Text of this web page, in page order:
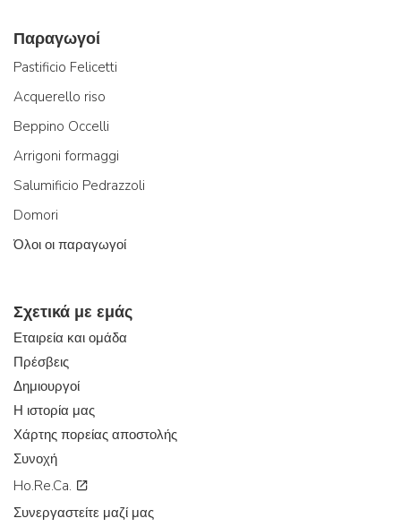
Παραγωγοί
Pastificio Felicetti
Acquerello riso
Beppino Occelli
Arrigoni formaggi
Salumificio Pedrazzoli
Domori
Όλοι οι παραγωγοί
Σχετικά με εμάς
Εταιρεία και ομάδα
Πρέσβεις
Δημιουργοί
Η ιστορία μας
Χάρτης πορείας αποστολής
Συνοχή
Ho.Re.Ca.
Συνεργαστείτε μαζί μας